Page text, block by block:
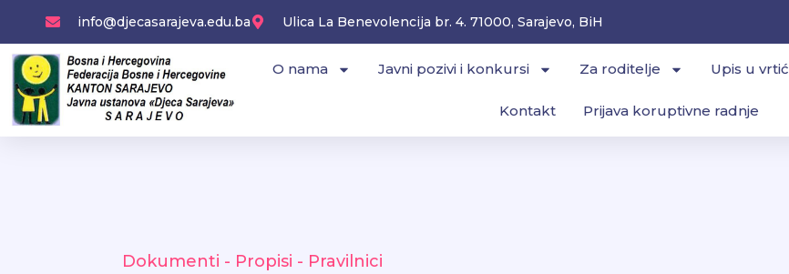
content
info@djecasarajeva.edu.ba Ulica La Benevolencija br. 4. 71000, Sarajevo, BiH
O nama Javni pozivi i konkursi Za roditelje Upis u vrtić
Kontakt Prijava koruptivne radnje
Dokumenti - Propisi - Pravilnici